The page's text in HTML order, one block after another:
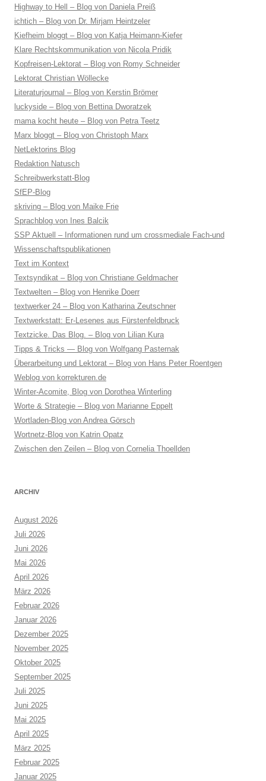
Highway to Hell – Blog von Daniela Preiß
ichtich – Blog von Dr. Mirjam Heintzeler
Kiefheim bloggt – Blog von Katja Heimann-Kiefer
Klare Rechtskommunikation von Nicola Pridik
Kopfreisen-Lektorat – Blog von Romy Schneider
Lektorat Christian Wöllecke
Literaturjournal – Blog von Kerstin Brömer
luckyside – Blog von Bettina Dworatzek
mama kocht heute – Blog von Petra Teetz
Marx bloggt – Blog von Christoph Marx
NetLektorins Blog
Redaktion Natusch
Schreibwerkstatt-Blog
SfEP-Blog
skriving – Blog von Maike Frie
Sprachblog von Ines Balcik
SSP Aktuell – Informationen rund um crossmediale Fach-und
Wissenschaftspublikationen
Text im Kontext
Textsyndikat – Blog von Christiane Geldmacher
Textwelten – Blog von Henrike Doerr
textwerker 24 – Blog von Katharina Zeutschner
Textwerkstatt: Er-Lesenes aus Fürstenfeldbruck
Textzicke. Das Blog. – Blog von Lilian Kura
Tipps & Tricks — Blog von Wolfgang Pasternak
Überarbeitung und Lektorat – Blog von Hans Peter Roentgen
Weblog von korrekturen.de
Winter-Acomite, Blog von Dorothea Winterling
Worte & Strategie – Blog von Marianne Eppelt
Wortladen-Blog von Andrea Görsch
Wortnetz-Blog von Katrin Opatz
Zwischen den Zeilen – Blog von Cornelia Thoellden
ARCHIV
August 2026
Juli 2026
Juni 2026
Mai 2026
April 2026
März 2026
Februar 2026
Januar 2026
Dezember 2025
November 2025
Oktober 2025
September 2025
Juli 2025
Juni 2025
Mai 2025
April 2025
März 2025
Februar 2025
Januar 2025